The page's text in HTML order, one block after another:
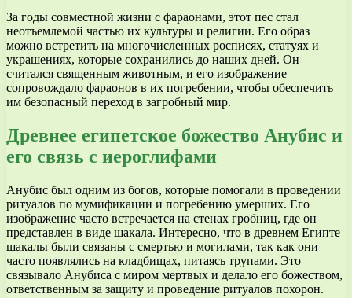
За годы совместной жизни с фараонами, этот пес стал
неотъемлемой частью их культуры и религии. Его образ
можно встретить на многочисленных росписях, статуях и
украшениях, которые сохранились до наших дней. Он
считался священным животным, и его изображение
сопровождало фараонов в их погребении, чтобы обеспечить
им безопасный переход в загробный мир.
Древнее египетское божество Анубис и
его связь с иероглифами
Анубис был одним из богов, которые помогали в проведении
ритуалов по мумификации и погребению умерших. Его
изображение часто встречается на стенах гробниц, где он
представлен в виде шакала. Интересно, что в древнем Египте
шакалы были связаны с смертью и могилами, так как они
часто появлялись на кладбищах, питаясь трупами. Это
связывало Анубиса с миром мертвых и делало его божеством,
ответственным за защиту и проведение ритуалов похорон.